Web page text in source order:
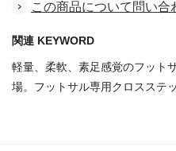
この商品について問い合
関連 KEYWORD
軽量、柔軟、素足感覚のフット
場。フットサル専用クロスステ